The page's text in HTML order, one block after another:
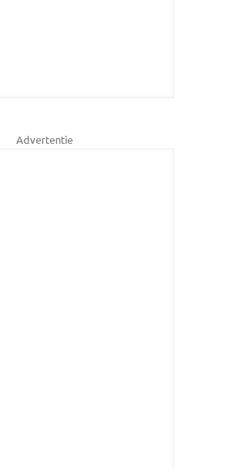
Advertentie